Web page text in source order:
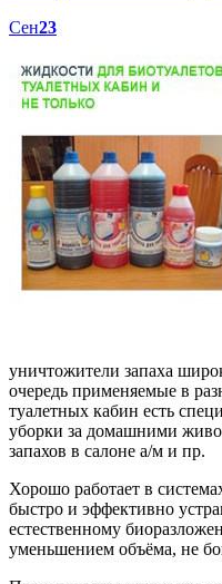
Сен23
уничтожители запаха
очередь применяемые в
туалетных кабин есть
уборки за домашними
запахов в салоне а/м и пр.
Хорошо работает в
быстро и эффективно
естественному
уменьшением объёма, не